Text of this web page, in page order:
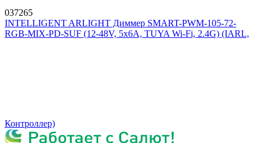
037265
INTELLIGENT ARLIGHT Диммер SMART-PWM-105-72-
RGB-MIX-PD-SUF (12-48V, 5x6A, TUYA Wi-Fi, 2.4G) (IARL,
Контроллер)